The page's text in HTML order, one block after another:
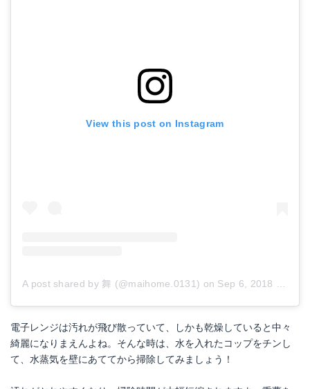
View this post on Instagram
A post shared by 舞 (@maihome.0131) on Sep 6, 2018 at 9:27pm PDT
電子レンジは汚れが飛び散っていて、しかも乾燥していると中々
綺麗になりまえんよね。そんな時は、水を入れたコップをチンし
て、水蒸気を壁にあててから掃除してみましょう！